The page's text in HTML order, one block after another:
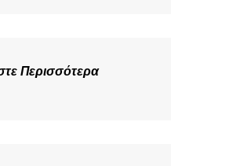
Περισσότερα